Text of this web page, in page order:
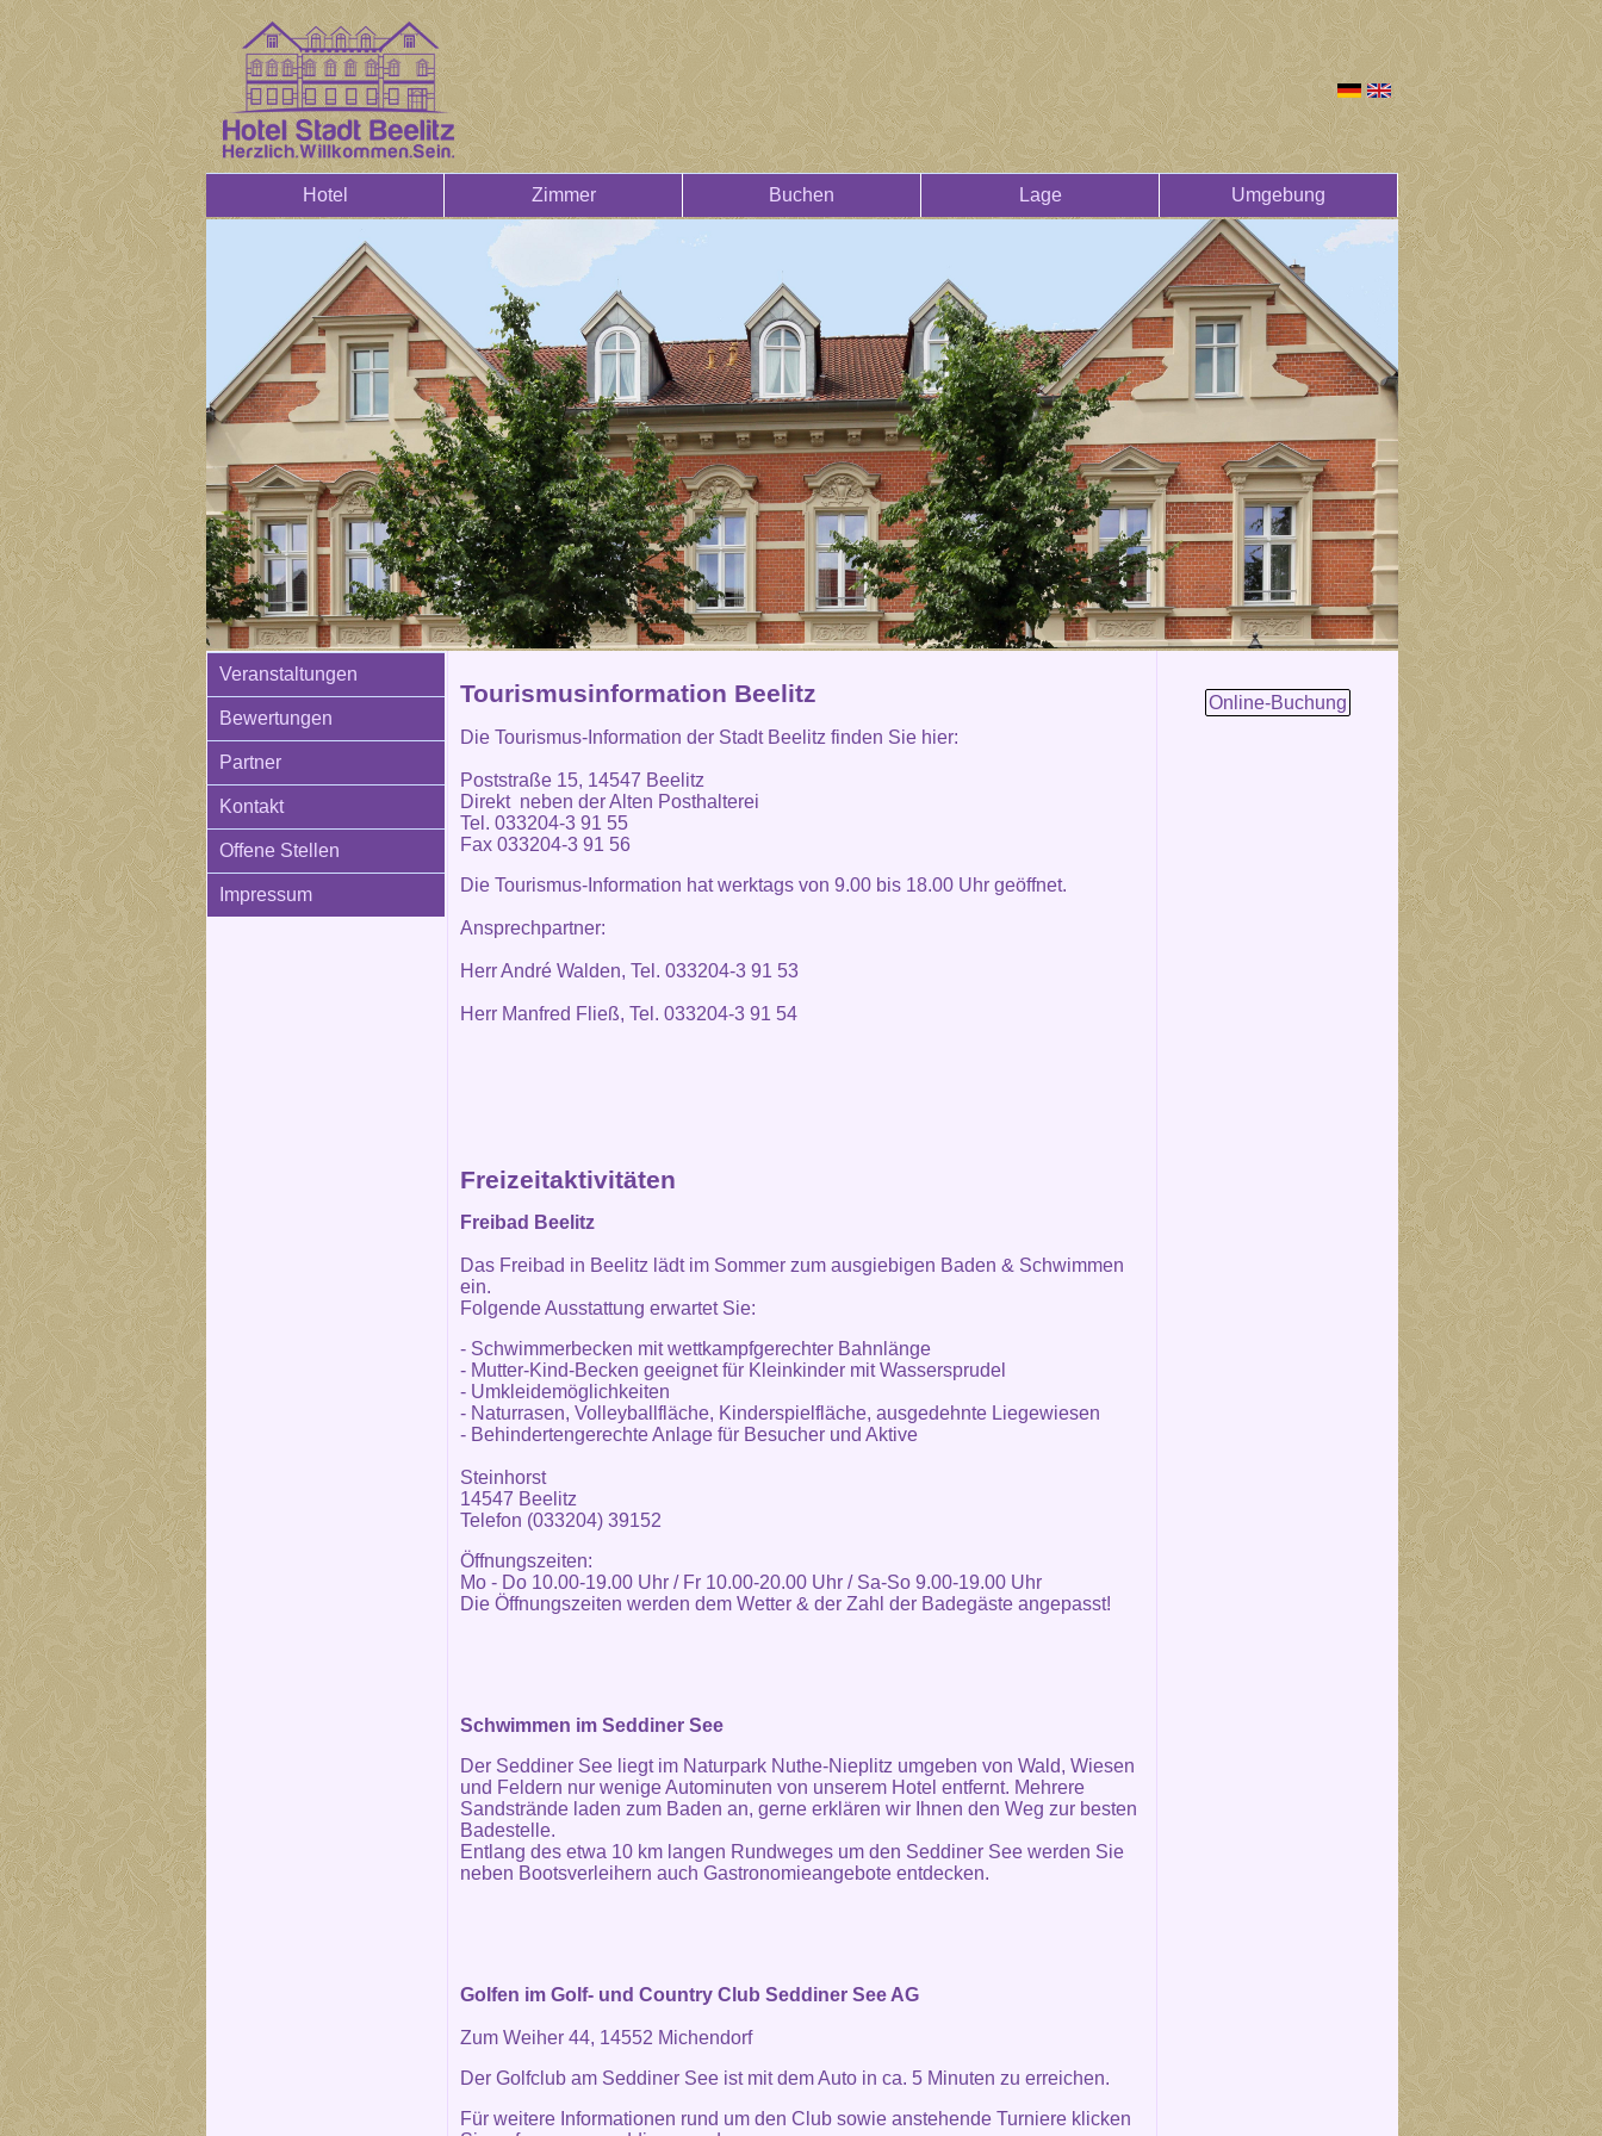
Hotel Zimmer Buchen Lage Umgebung
Veranstaltungen
Bewertungen
Partner
Kontakt
Offene Stellen
Impressum
Tourismusinformation Beelitz
Die Tourismus-Information der Stadt Beelitz finden Sie hier:
Poststraße 15, 14547 Beelitz
Direkt neben der Alten Posthalterei
Tel. 033204-3 91 55
Fax 033204-3 91 56
Die Tourismus-Information hat werktags von 9.00 bis 18.00 Uhr geöffnet.
Ansprechpartner:
Herr André Walden, Tel. 033204-3 91 53
Herr Manfred Fließ, Tel. 033204-3 91 54
Freizeitaktivitäten
Freibad Beelitz
Das Freibad in Beelitz lädt im Sommer zum ausgiebigen Baden & Schwimmen
ein.
Folgende Ausstattung erwartet Sie:
- Schwimmerbecken mit wettkampfgerechter Bahnlänge
- Mutter-Kind-Becken geeignet für Kleinkinder mit Wassersprudel
- Umkleidemöglichkeiten
- Naturrasen, Volleyballfläche, Kinderspielfläche, ausgedehnte Liegewiesen
- Behindertengerechte Anlage für Besucher und Aktive
Steinhorst
14547 Beelitz
Telefon (033204) 39152
Öffnungszeiten:
Mo - Do 10.00-19.00 Uhr / Fr 10.00-20.00 Uhr / Sa-So 9.00-19.00 Uhr
Die Öffnungszeiten werden dem Wetter & der Zahl der Badegäste angepasst!
Schwimmen im Seddiner See
Der Seddiner See liegt im Naturpark Nuthe-Nieplitz umgeben von Wald, Wiesen
und Feldern nur wenige Autominuten von unserem Hotel entfernt. Mehrere
Sandstrände laden zum Baden an, gerne erklären wir Ihnen den Weg zur besten
Badestelle.
Entlang des etwa 10 km langen Rundweges um den Seddiner See werden Sie
neben Bootsverleihern auch Gastronomieangebote entdecken.
Golfen im Golf- und Country Club Seddiner See AG
Zum Weiher 44, 14552 Michendorf
Der Golfclub am Seddiner See ist mit dem Auto in ca. 5 Minuten zu erreichen.
Für weitere Informationen rund um den Club sowie anstehende Turniere klicken
Online-Buchung